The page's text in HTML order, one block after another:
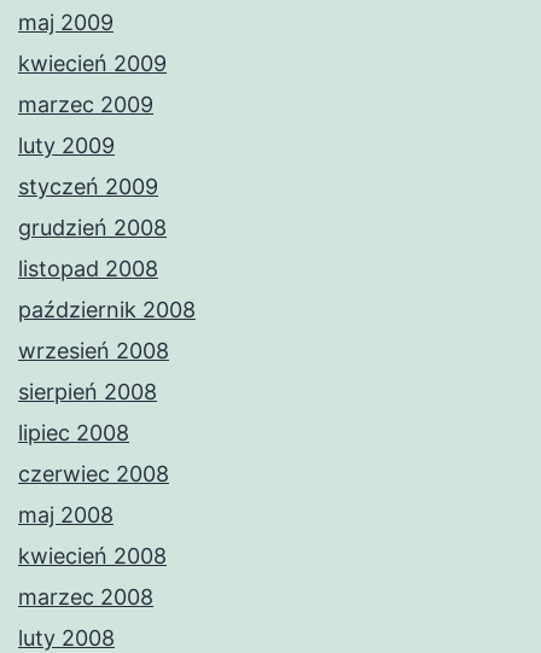
maj 2009
kwiecień 2009
marzec 2009
luty 2009
styczeń 2009
grudzień 2008
listopad 2008
październik 2008
wrzesień 2008
sierpień 2008
lipiec 2008
czerwiec 2008
maj 2008
kwiecień 2008
marzec 2008
luty 2008